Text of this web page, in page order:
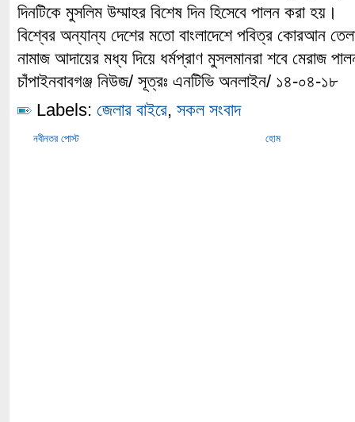
দিনটিকে মুসলিম উম্মাহর বিশেষ দিন হিসেবে পালন করা হয়।
বিশ্বের অন্যান্য দেশের মতো বাংলাদেশে পবিত্র কোরআন
নামাজ আদায়ের মধ্য দিয়ে ধর্মপ্রাণ মুসলমানরা শবে মেরাজ
চাঁপাইনবাবগঞ্জ নিউজ/ সূত্রঃ এনটিভি অনলাইন/ ১৪-০৪-১৮
Labels: জেলার বাইরে, সকল সংবাদ
নবীনতর পোস্ট হোম